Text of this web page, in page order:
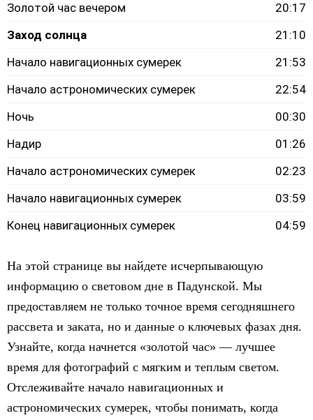
Золотой час вечером
20:17
Заход солнца
21:10
Начало навигационных сумерек
21:53
Начало астрономических сумерек
22:54
Ночь
00:30
Надир
01:26
Начало астрономических сумерек
02:23
Начало навигационных сумерек
03:59
Конец навигационных сумерек
04:59
На этой странице вы найдете исчерпывающую
информацию о световом дне в Падунской. Мы
предоставляем не только точное время сегодняшнего
рассвета и заката, но и данные о ключевых фазах дня.
Узнайте, когда начнется «золотой час» — лучшее
время для фотографий с мягким и теплым светом.
Отслеживайте начало навигационных и
астрономических сумерек, чтобы понимать, когда